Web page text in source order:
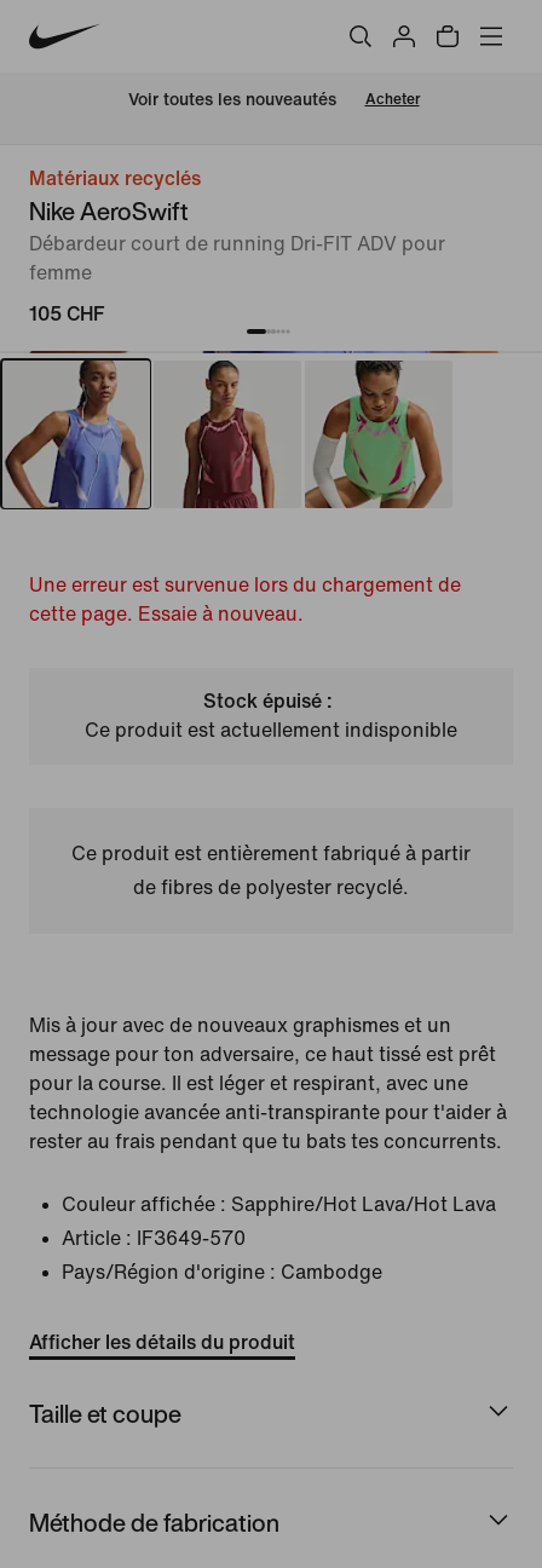
Voir toutes les nouveautés Acheter
Matériaux recyclés
Nike AeroSwift
Débardeur court de running Dri-FIT ADV pour
femme
105 CHF
Une erreur est survenue lors du chargement de
cette page. Essaie à nouveau.
Stock épuisé :
Ce produit est actuellement indisponible
Ce produit est entièrement fabriqué à partir
de fibres de polyester recyclé.
Mis à jour avec de nouveaux graphismes et un
message pour ton adversaire, ce haut tissé est prêt
pour la course. Il est léger et respirant, avec une
technologie avancée anti-transpirante pour t'aider à
rester au frais pendant que tu bats tes concurrents.
Couleur affichée : Sapphire/Hot Lava/Hot Lava
Article :
IF3649-570
Pays/Région d'origine : Cambodge
Afficher les détails du produit
Taille et coupe
Méthode de fabrication